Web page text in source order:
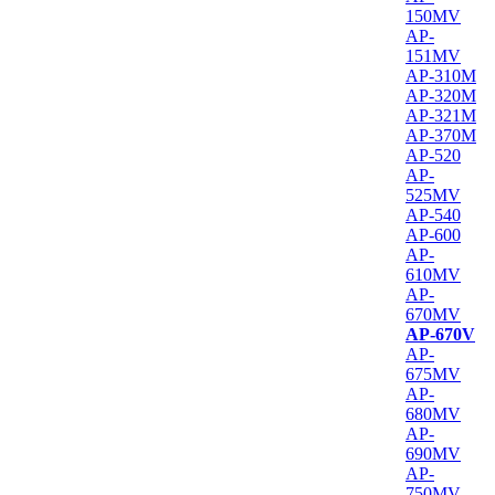
150MV
AP-
151MV
AP-310M
AP-320M
AP-321M
AP-370M
AP-520
AP-
525MV
AP-540
AP-600
AP-
610MV
AP-
670MV
AP-670V
AP-
675MV
AP-
680MV
AP-
690MV
AP-